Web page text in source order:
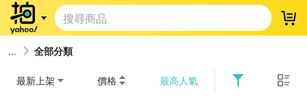
登
全部分類
最新上架 價格 最高人氣